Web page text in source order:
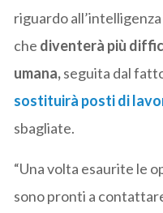
riguardo
che diventerà più
umana,seguita dal
sostituirà posti di
sbagliate.
“Una volta esaurite le
sono pronti a